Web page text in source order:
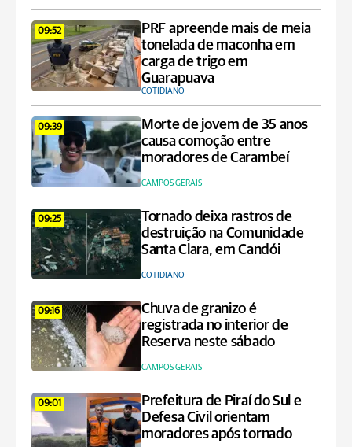
09:52
PRF apreende mais de meia
tonelada de maconha em
carga de trigo em
Guarapuava
COTIDIANO
09:39
Morte de jovem de 35 anos
causa comoção entre
moradores de Carambeí
CAMPOS GERAIS
09:25
Tornado deixa rastros de
destruição na Comunidade
Santa Clara, em Candói
COTIDIANO
09:16
Chuva de granizo é
registrada no interior de
Reserva neste sábado
CAMPOS GERAIS
09:01
Prefeitura de Piraí do Sul e
Defesa Civil orientam
moradores após tornado